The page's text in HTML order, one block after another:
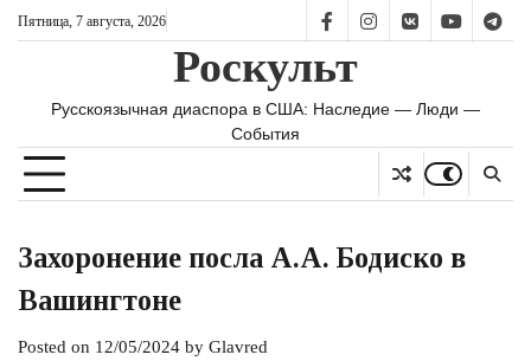
SkipПятница, 7 августа, 2026
FB IS vk YT TG
Роскульт
Русскоязычная диаспора в США: Наследие — Люди —
События
Захоронение посла А.А. Бодиско в
Вашингтоне
Posted on 12/05/2024 by Glavred